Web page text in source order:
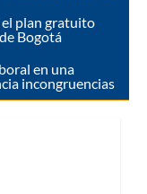
el plan gratuito
Bogotá
en una
incongruencias